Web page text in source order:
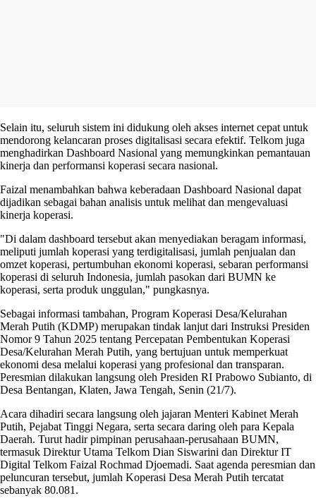
Selain itu, seluruh sistem ini didukung oleh akses internet cepat untuk
mendorong kelancaran proses digitalisasi secara efektif. Telkom juga
menghadirkan Dashboard Nasional yang memungkinkan pemantauan
kinerja dan performansi koperasi secara nasional.
Faizal menambahkan bahwa keberadaan Dashboard Nasional dapat
dijadikan sebagai bahan analisis untuk melihat dan mengevaluasi
kinerja koperasi.
"Di dalam dashboard tersebut akan menyediakan beragam informasi,
meliputi jumlah koperasi yang terdigitalisasi, jumlah penjualan dan
omzet koperasi, pertumbuhan ekonomi koperasi, sebaran performansi
koperasi di seluruh Indonesia, jumlah pasokan dari BUMN ke
koperasi, serta produk unggulan," pungkasnya.
Sebagai informasi tambahan, Program Koperasi Desa/Kelurahan
Merah Putih (KDMP) merupakan tindak lanjut dari Instruksi Presiden
Nomor 9 Tahun 2025 tentang Percepatan Pembentukan Koperasi
Desa/Kelurahan Merah Putih, yang bertujuan untuk memperkuat
ekonomi desa melalui koperasi yang profesional dan transparan.
Peresmian dilakukan langsung oleh Presiden RI Prabowo Subianto, di
Desa Bentangan, Klaten, Jawa Tengah, Senin (21/7).
Acara dihadiri secara langsung oleh jajaran Menteri Kabinet Merah
Putih, Pejabat Tinggi Negara, serta secara daring oleh para Kepala
Daerah. Turut hadir pimpinan perusahaan-perusahaan BUMN,
termasuk Direktur Utama Telkom Dian Siswarini dan Direktur IT
Digital Telkom Faizal Rochmad Djoemadi. Saat agenda peresmian dan
peluncuran tersebut, jumlah Koperasi Desa Merah Putih tercatat
sebanyak 80.081.